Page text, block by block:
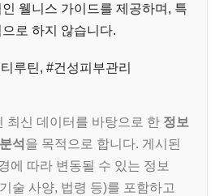
웰니스 가이드를 제공하며, 특
로 하지 않습니다.
루틴, #건성피부관리
최신 데이터를 바탕으로 한 정보
석 을 목적으로 합니다. 게시된
에 따라 변동될 수 있는 정보
술 사양, 법령 등)를 포함하고